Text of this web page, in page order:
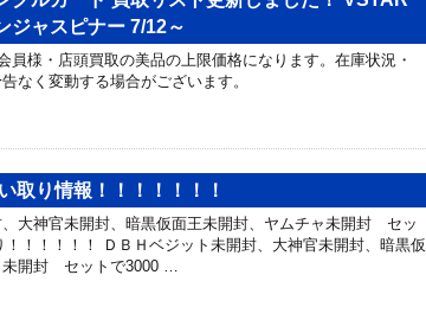
ジャスピナー 7/12～
様・店頭買取の美品の上限価格になります。在庫状況・
なく変動する場合がございます。
取り情報！！！！！！！
、大神官未開封、暗黒仮面王未開封、ヤムチャ未開封 セッ
！！！！！！ ＤＢＨベジット未開封、大神官未開封、暗黒仮
未開封 セットで3000 …